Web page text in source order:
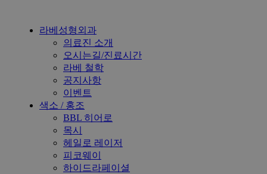
라베성형외과
의료진 소개
오시는길/진료시간
라베 철학
공지사항
이벤트
색소 / 홍조
BBL 히어로
목시
헤일로 레이저
피코웨이
하이드라페이셜